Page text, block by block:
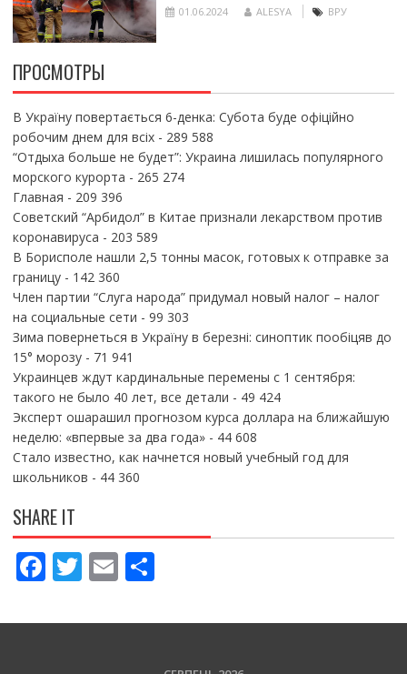
01.06.2024 ALESYA ВРУ
ПРОСМОТРЫ
В Україну повертається 6-денка: Субота буде офіційно
робочим днем для всіх- 289 588
“Отдыха больше не будет”: Украина лишилась популярного
морского курорта - 265 274
Главная - 209 396
Советский “Арбидол” в Китае признали лекарством против
коронавируса - 203 589
В Борисполе нашли 2,5 тонны масок, готовых к отправке за
границу- 142 360
Член партии “Слуга народа” придумал новый налог – налог
на социальные сети - 99 303
Зима повернеться в Україну в березні: синоптик пообіцяв до
15° морозу- 71 941
Украинцев ждут кардинальные перемены с 1 сентября:
такого не было 40 лет, все детали - 49 424
Эксперт ошарашил прогнозом курса доллара на ближайшую
неделю: «впервые за два года»- 44 608
Стало известно, как начнется новый учебный год для
школьников - 44 360
SHARE IT
F
e
T
itt
E
ai
П
ді